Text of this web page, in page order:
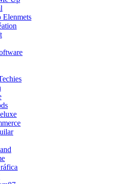
Elenmets